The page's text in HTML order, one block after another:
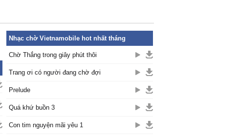
Nhạc chờ Vietnamobile hot nhất tháng
Chờ Thắng trong giây phút thôi
Trang ơi có người đang chờ đợi
Prelude
Quá khứ buồn 3
Con tim nguyện mãi yêu 1